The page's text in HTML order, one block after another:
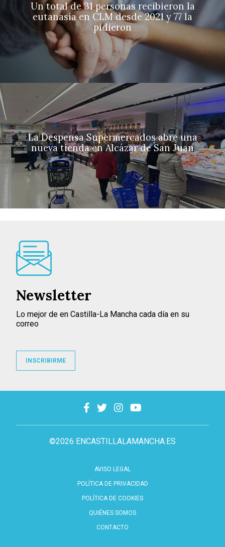
Un total de 31 personas recibieron la
eutanasia en CLM desde 2021 y 77 la
pidieron
La Despensa Supermercados abre una
nueva tienda en Alcázar de San Juan
©2026 ENCASTILLALAMANCHA.ES
AVISO LEGAL
POLÍTICA DE PRIVACIDAD
POLÍTICA DE COOKIES
QUIÉNES SOMOS
CONTACTO
Newsletter
Lo mejor de en Castilla-La Mancha cada día en su
correo
INSCRIBIRME